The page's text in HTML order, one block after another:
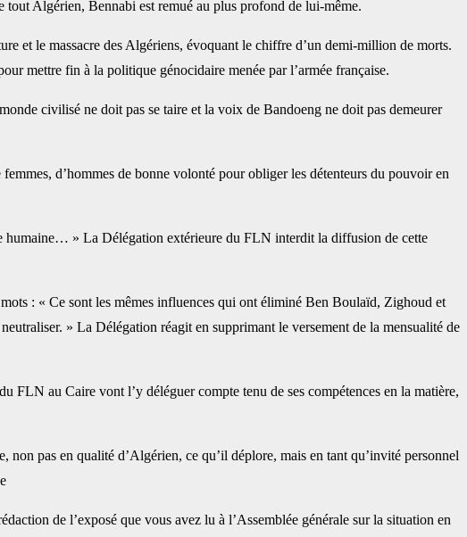
tout Algérien, Bennabi est remué au plus profond de lui-même.
et le massacre des Algériens, évoquant le chiffre d’un demi-million de morts.
mettre fin à la politique génocidaire menée par l’armée française.
civilisé ne doit pas se taire et la voix de Bandoeng ne doit pas demeurer
d’hommes de bonne volonté pour obliger les détenteurs du pouvoir en
humaine… » La Délégation extérieure du FLN interdit la diffusion de cette
: « Ce sont les mêmes influences qui ont éliminé Ben Boulaïd, Zighoud et
» La Délégation réagit en supprimant le versement de la mensualité de
FLN au Caire vont l’y déléguer compte tenu de ses compétences en la matière,
pas en qualité d’Algérien, ce qu’il déplore, mais en tant qu’invité personnel
de l’exposé que vous avez lu à l’Assemblée générale sur la situation en